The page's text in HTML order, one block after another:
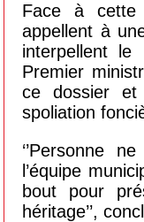
Face à cette
appellent à
interpellent le
Premier
ce dossier et
spoliation
‘’Personne
l’équipe
bout pour
héritage’’,